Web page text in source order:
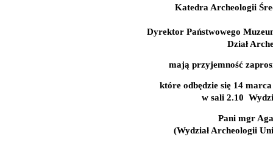
Katedra Archeologii
Dyrektor Państwowego
Dział
mają przyjemność
które odbędzie się 14
w sali 2.10
Pani mgr
(Wydział Archeologii